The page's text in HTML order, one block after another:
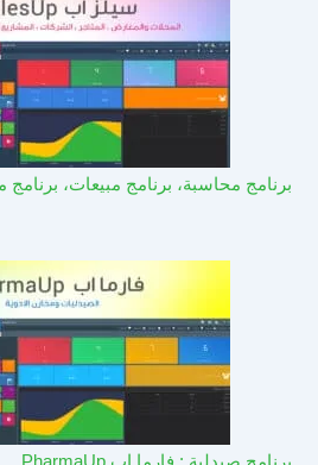
برنامج محاسبة، برنامج مبيعات،